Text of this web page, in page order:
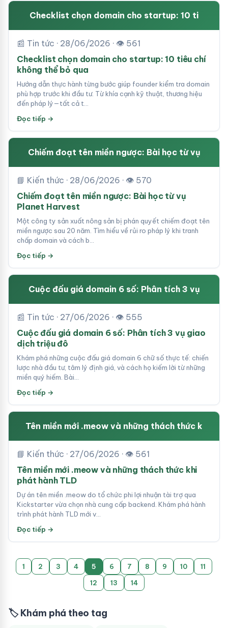
Checklist chọn domain cho startup: 10 ti
📰 Tin tức · 28/06/2026 · 👁 561
Checklist chọn domain cho startup: 10 tiêu chí
không thể bỏ qua
Hướng dẫn thực hành từng bước giúp founder kiểm tra domain
phù hợp trước khi đầu tư. Từ khía cạnh kỹ thuật, thương hiệu
đến pháp lý—tất cả t…
Đọc tiếp →
Chiếm đoạt tên miền ngược: Bài học từ vụ
📘 Kiến thức · 28/06/2026 · 👁 570
Chiếm đoạt tên miền ngược: Bài học từ vụ
Planet Harvest
Một công ty sản xuất nông sản bị phán quyết chiếm đoạt tên
miền ngược sau 20 năm. Tìm hiểu về rủi ro pháp lý khi tranh
chấp domain và cách b…
Đọc tiếp →
Cuộc đấu giá domain 6 số: Phân tích 3 vụ
📰 Tin tức · 27/06/2026 · 👁 555
Cuộc đấu giá domain 6 số: Phân tích 3 vụ giao
dịch triệu đô
Khám phá những cuộc đấu giá domain 6 chữ số thực tế: chiến
lược nhà đầu tư, tâm lý định giá, và cách họ kiếm lời từ những
miền quý hiếm. Bài…
Đọc tiếp →
Tên miền mới .meow và những thách thức k
📘 Kiến thức · 27/06/2026 · 👁 561
Tên miền mới .meow và những thách thức khi
phát hành TLD
Dự án tên miền .meow do tổ chức phi lợi nhuận tài trợ qua
Kickstarter vừa chọn nhà cung cấp backend. Khám phá hành
trình phát hành TLD mới v…
Đọc tiếp →
1 2 3 4 5 6 7 8 9 10
11
12
13 14
🏷 Khám phá theo tag